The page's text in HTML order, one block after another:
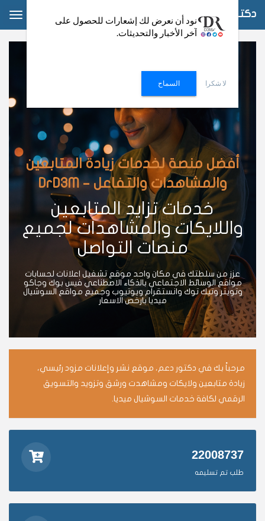
دكتور دعم
أفضل منصة لخدمات زيادة المتابعين
والمشاهدات والتفاعل – DrD3M
خدمات تزايد المتابعين
واللايكات والمشاهدات لجميع
منصات التواصل
عزز من سلطتك في مكان واحد موقع تشغيل اعلانات لحسابات
مواقع الوسائط الاجتماعي بالذكاء الاصطناعي فيس بوك وجاكو
وتويتر وتيك توك وانستقرام ويوتيوب وجميع مواقع السوشيال
ميديا بارخص الاسعار
مرحباً بك في دكتور دعم، موقع نشر وإعلانات مزود رئيسي،
زيادة متابعين ولايكات ومشاهدت ورشق وتزويد والتسويق
الرقمي لكافة خدمات السوشيال ميديا.
22008737
طلب تم تسليمه
نود أن نعرض لك إشعارات للحصول على
آخر الأخبار والتحديثات.
لا شكرا السماح